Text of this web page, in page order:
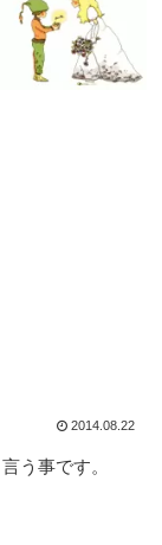
2014.08.22
う事です。